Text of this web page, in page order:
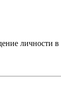
личности в